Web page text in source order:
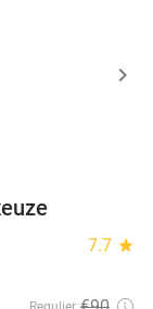
7.7 star